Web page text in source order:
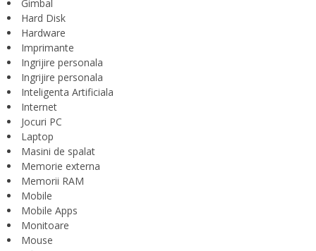
Gimbal
Hard Disk
Hardware
Imprimante
Ingrijire personala
Ingrijire personala
Inteligenta Artificiala
Internet
Jocuri PC
Laptop
Masini de spalat
Memorie externa
Memorii RAM
Mobile
Mobile Apps
Monitoare
Mouse